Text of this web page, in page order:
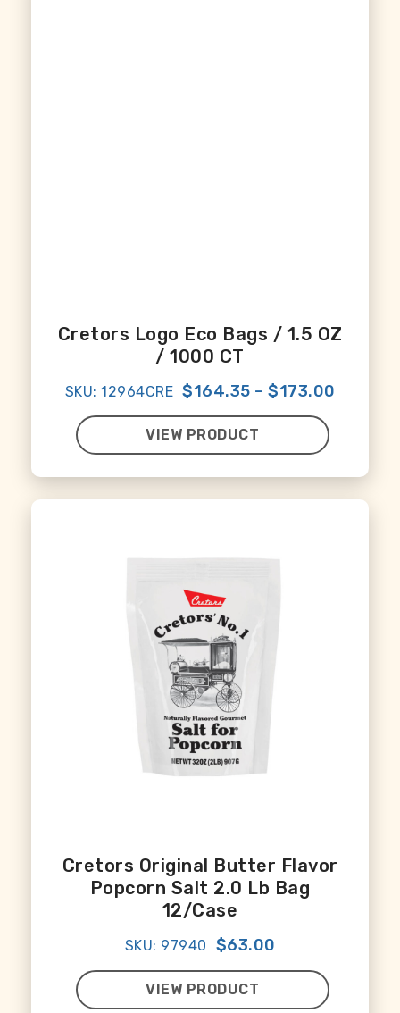
Cretors Logo Eco Bags / 1.5 OZ
/ 1000 CT
SKU: 12964CRE $164.35 – $173.00
VIEW PRODUCT
Cretors Original Butter Flavor
Popcorn Salt 2.0 Lb Bag
12/case
SKU: 97940 $63.00
VIEW PRODUCT